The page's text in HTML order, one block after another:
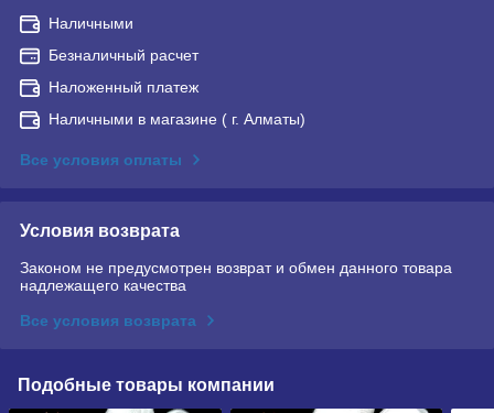
Наличными
Безналичный расчет
Наложенный платеж
Наличными в магазине ( г. Алматы)
Все условия оплаты
Условия возврата
Законом не предусмотрен возврат и обмен данного товара
надлежащего качества
Все условия возврата
Подобные товары компании